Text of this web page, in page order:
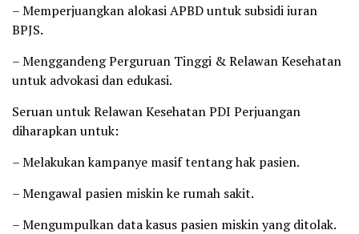
– Memperjuangkan alokasi APBD untuk subsidi iuran
BPJS.
– Menggandeng Perguruan Tinggi & Relawan Kesehatan
untuk advokasi dan edukasi.
Seruan untuk Relawan Kesehatan PDI Perjuangan
diharapkan untuk:
– Melakukan kampanye masif tentang hak pasien.
– Mengawal pasien miskin ke rumah sakit.
– Mengumpulkan data kasus pasien miskin yang ditolak.